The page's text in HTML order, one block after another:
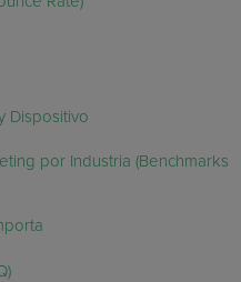
Dispositivo
por Industria (Benchmarks